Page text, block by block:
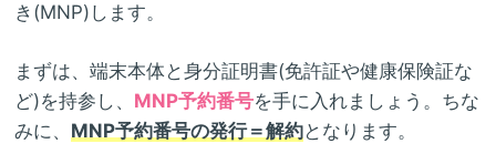
き(MNP)します。
まずは、端末本体と身分証明書(免許証や健康保険証な
ど)を持参し、 MNP予約番号を手に入れましょう。ちな
みに、 MNP予約番号の発行＝解約となります。